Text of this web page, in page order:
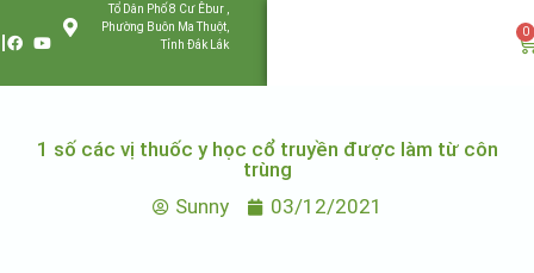
Tổ Dân Phố 8 Cư Êbur ,
Phường Buôn Ma Thuột,
Tỉnh Đắk Lắk
0
1 số các vị thuốc y học cổ truyền được làm từ côn
trùng
Sunny
03/12/2021